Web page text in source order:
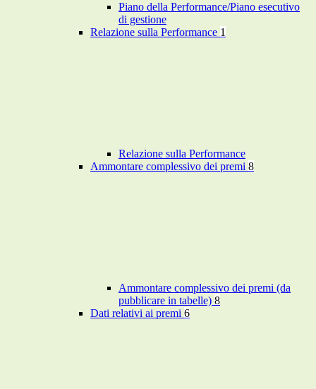
Piano della Performance/Piano esecutivo
di gestione
Relazione sulla Performance 1
Relazione sulla Performance
Ammontare complessivo dei premi 8
Ammontare complessivo dei premi (da
pubblicare in tabelle) 8
Dati relativi ai premi 6